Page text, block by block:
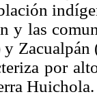
y las
por
Huichola.